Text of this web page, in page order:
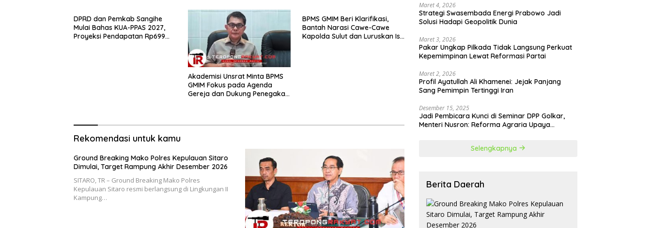
2026
DPRD dan Pemkab Sangihe
Mulai Bahas KUA-PPAS 2027,
Proyeksi Pendapatan Rp699
Akademisi Unsrat Minta BPMS
GMIM Fokus pada Agenda
Gereja dan Dukung Penegakan
BPMS GMIM Beri Klarifikasi,
Bantah Narasi Cawe-Cawe
Kapolda Sulut dan Luruskan Isi
Rekomendasi untuk kamu
Ground Breaking Mako Polres Kepulauan Sitaro
Dimulai, Target Rampung Akhir Desember 2026
SITARO, TR – Ground Breaking Mako Polres
Kepulauan Sitaro resmi berlangsung di Lingkungan II
Kampung…
Maret 4, 2026
Strategi Swasembada Energi Prabowo Jadi
Solusi Hadapi Geopolitik Dunia
Maret 3, 2026
Pakar Ungkap Pilkada Tidak Langsung Perkuat
Kepemimpinan Lewat Reformasi Partai
Maret 2, 2026
Profil Ayatullah Ali Khamenei: Jejak Panjang
Sang Pemimpin Tertinggi Iran
Desember 15, 2025
Jadi Pembicara Kunci di Seminar DPP Golkar,
Menteri Nusron: Reforma Agraria Upaya
Selengkapnya
Berita Daerah